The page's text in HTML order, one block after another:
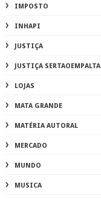
IMPOSTO
INHAPI
JUSTIÇA
JUSTIÇA SERTAOEMPALTA
LOJAS
MATA GRANDE
MATÉRIA AUTORAL
MERCADO
MUNDO
MUSICA